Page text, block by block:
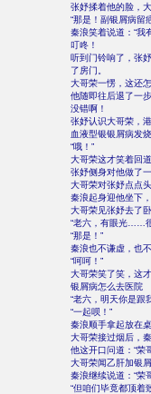
张妤揉着他的脸，
“那是！副银屑病留
秦浪笑着说道：“我
叮咚！
听到门铃响了，张
了房门。
大哥荣一愣，这还
他随即往后退了一
没错啊！
张妤认识大哥荣，
血液型银银屑病发
“哦！”
大哥荣这才笑着回
张妤侧身对他做了
大哥荣对张妤点点
秦浪起身迎他坐下
大哥荣见张妤去了
“老六，有眼光……
“那是！”
秦浪也不谦虚，也
“呵呵！”
大哥荣笑了笑，这
银屑病怎么去医院
“老六，明天你是跟
“一起呗！”
秦浪顺手拿起放在
大哥荣接过烟后，
他这开口问道：“荣
大哥荣闻乙肝加银
秦浪继续说道：“荣
“但咱们毕竟都顶着